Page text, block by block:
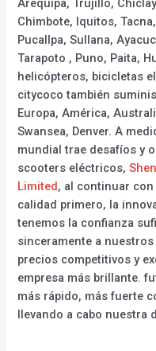
Arequipa, Trujillo,
Chimbote, Iquitos,
Pucallpa, Sullana,
Tarapoto , Puno, Paita,
helicópteros, bicicletas
citycoco también
Europa, América,
Swansea, Denver. A
mundial trae desafíos y
scooters eléctricos,
Limited, al continuar
calidad primero, la
tenemos la confianza
sinceramente a
precios competitivos y
empresa más brillante.
más rápido, más fuerte
llevando a cabo nuestra